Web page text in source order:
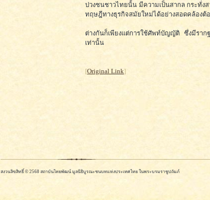
ปวงชนชาวไทยนั้น มีความเป็นสากล กระทั่ง
ทฤษฎีทางธุรกิจสมัยใหม่ได้อย่างสอดคล้องต้
ต่างกันก็เพียงแต่การใช้ศัพท์บัญญัติ ซึ่งมีราก
เท่านั้น
[Original Link]
สงวนลิขสิทธิ์ © 2568 สถาบันไทยพัฒน์ มูลนิธิบูรณะชนบทแห่งประเทศไทย ในพระบรมราชูปถัมภ์